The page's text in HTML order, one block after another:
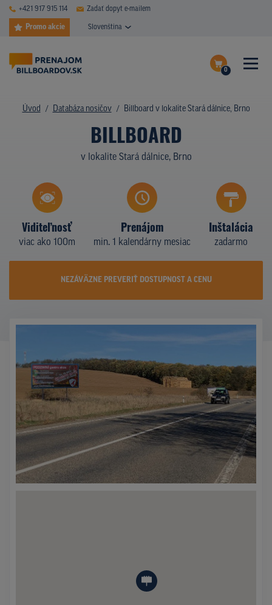
+421 917 915 114 Zadať dopyt e-mailem
Promo akcie Slovenština
0
Dokončiť dopyt
Zobraziť nosiče na mape
DATABÁZA NOSIČOV
PLOCHY V AKCII
TYPY NOSIČOV
Z PRAXE
Úvod Databáza nosičov Billboard v lokalite Stará dálnice, Brno
BILLBOARD
v lokalite Stará dálnice, Brno
Viditeľnosť
viac ako 100m
Prenájom
min. 1 kalendárny mesiac
Inštalácia
zadarmo
NEZÁVÄZNE PREVERIŤ DOSTUPNOST A CENU